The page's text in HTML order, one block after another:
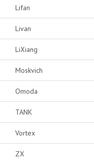
Lifan
Livan
LiXiang
Moskvich
Omoda
TANK
Vortex
ZX